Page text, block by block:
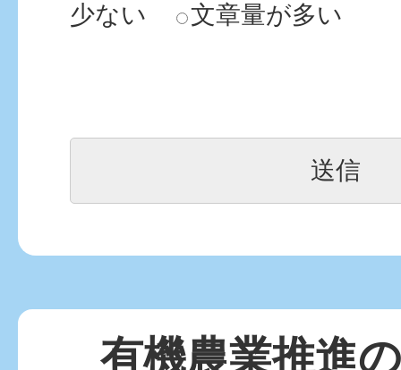
少ない
文章量が多い
有機農業推進